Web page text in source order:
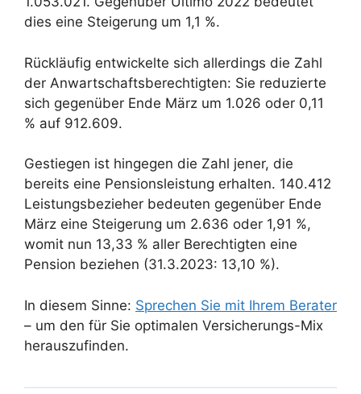
dies eine Steigerung um 1,1 %.
Rückläufig entwickelte sich allerdings die Zahl
der Anwartschaftsberechtigten: Sie reduzierte
sich gegenüber Ende März um 1.026 oder 0,11
% auf 912.609.
Gestiegen ist hingegen die Zahl jener, die
bereits eine Pensionsleistung erhalten. 140.412
Leistungsbezieher bedeuten gegenüber Ende
März eine Steigerung um 2.636 oder 1,91 %,
womit nun 13,33 % aller Berechtigten eine
Pension beziehen (31.3.2023: 13,10 %).
In diesem Sinne: Sprechen Sie mit Ihrem Berater
– um den für Sie optimalen Versicherungs-Mix
herauszufinden.